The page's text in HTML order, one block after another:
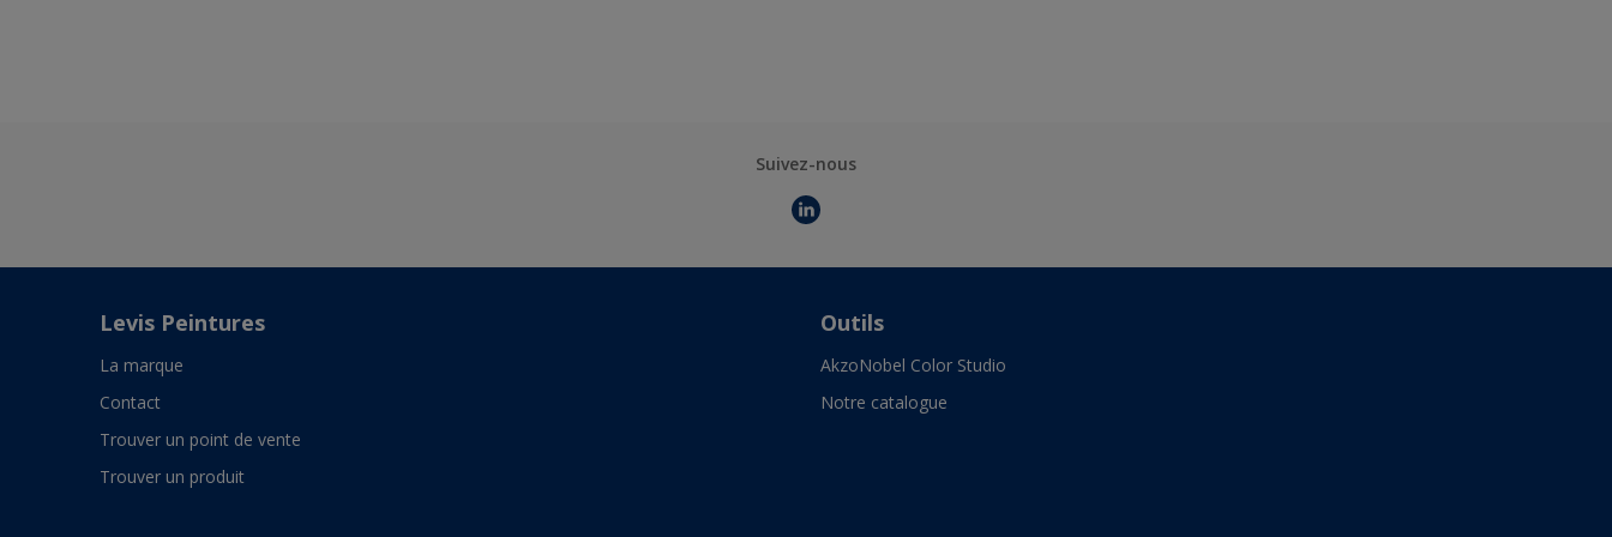
Suivez-nous
Levis Peintures
La marque
Contact
Trouver un point de vente
Trouver un produit
Outils
AkzoNobel Color Studio
Notre catalogue